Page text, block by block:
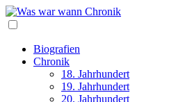
Biografien
Chronik
18. Jahrhundert
19. Jahrhundert
20. Jahrhundert